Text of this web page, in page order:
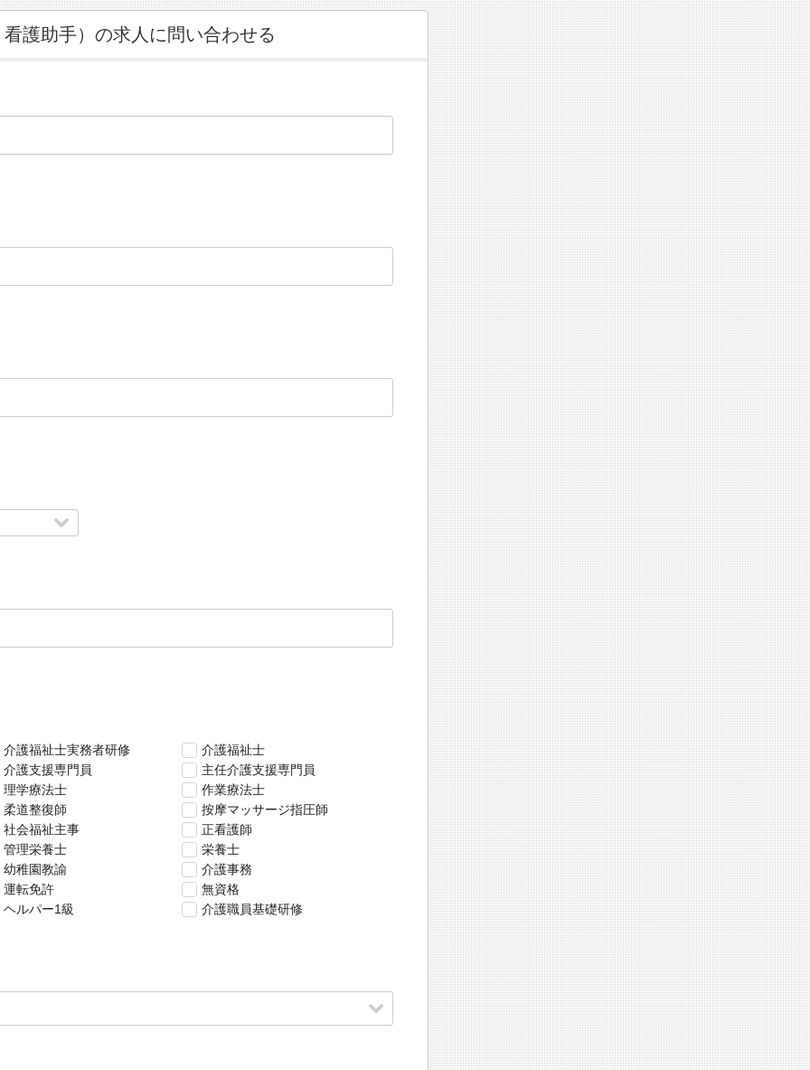
護助手）の求人に問い合わせる
介護福祉士実務者研修
介護福祉士
介護支援専門員
主任介護支援専門員
理学療法士
作業療法士
柔道整復師
按摩マッサージ指圧師
社会福祉主事
正看護師
管理栄養士
栄養士
幼稚園教諭
介護事務
運転免許
無資格
ヘルパー1級
介護職員基礎研修